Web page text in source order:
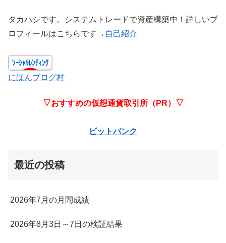
タカハシです。システムトレードで資産構築中！詳しいプ
ロフィールはこちらです→ 自己紹介
にほんブログ村
▽おすすめの仮想通貨取引所（PR）▽
ビットバンク
最近の投稿
2026年7月の月間成績
2026年8月3日～7日の検証結果